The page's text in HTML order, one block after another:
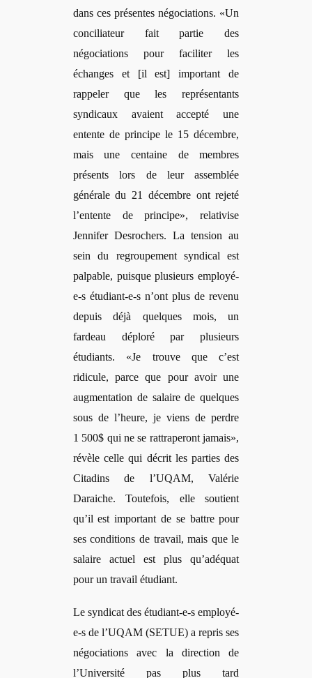
dans ces présentes négociations. «Un
conciliateur fait partie des
négociations pour faciliter les
échanges et [il est] important de
rappeler que les représentants
syndicaux avaient accepté une
entente de principe le 15 décembre,
mais une centaine de membres
présents lors de leur assemblée
générale du 21 décembre ont rejeté
l’entente de principe», relativise
Jennifer Desrochers. La tension au
sein du regroupement syndical est
palpable, puisque plusieurs employé-
e-s étudiant-e-s n’ont plus de revenu
depuis déjà quelques mois, un
fardeau déploré par plusieurs
étudiants. «Je trouve que c’est
ridicule, parce que pour avoir une
augmentation de salaire de quelques
sous de l’heure, je viens de perdre
1 500$ qui ne se rattraperont jamais»,
révèle celle qui décrit les parties des
Citadins de l’UQAM, Valérie
Daraiche. Toutefois, elle soutient
qu’il est important de se battre pour
ses conditions de travail, mais que le
salaire actuel est plus qu’adéquat
pour un travail étudiant.
Le syndicat des étudiant-e-s employé-
e-s de l’UQAM (SETUE) a repris ses
négociations avec la direction de
l’Université pas plus tard